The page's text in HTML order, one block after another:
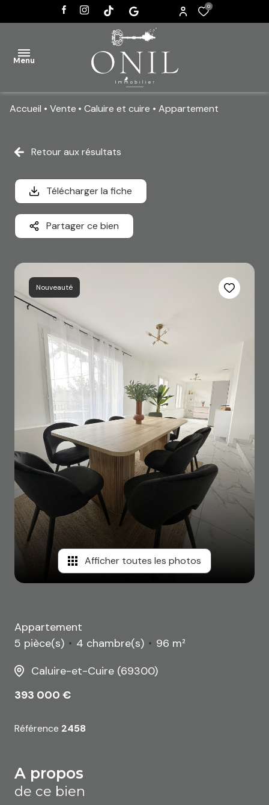
0
Menu
VENTES
ACTUALITÉS
CONTACT
Accueil Vente Caluire et cuire Appartement
Retour aux résultats
Télécharger la fiche
Partager ce bien
Nouveauté
Afficher toutes les photos
Appartement
5 pièce(s)
4 chambre(s)
96 m²
Caluire-et-Cuire (69300)
393 000 €
Référence 2458
a propos
de ce bien